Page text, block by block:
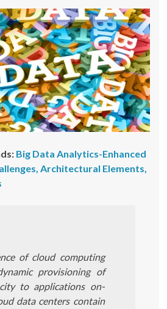
Big Data Analytics-Enhanced
Architectural Elements,
of cloud computing
provisioning of
to applications on-
data centers contain